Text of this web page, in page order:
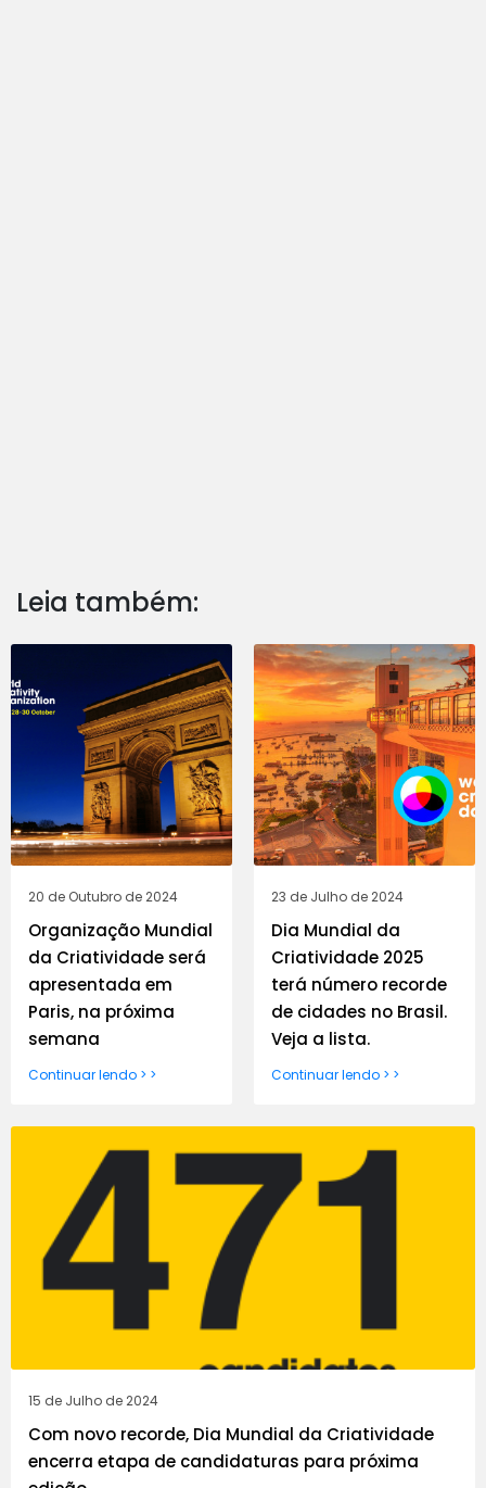
Leia também:
20 de Outubro de 2024
Organização Mundial
da Criatividade será
apresentada em
Paris, na próxima
semana
Continuar lendo > >
23 de Julho de 2024
Dia Mundial da
Criatividade 2025
terá número recorde
de cidades no Brasil.
Veja a lista.
Continuar lendo > >
15 de Julho de 2024
Com novo recorde, Dia Mundial da Criatividade
encerra etapa de candidaturas para próxima